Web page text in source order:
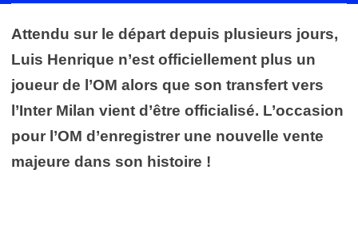
Attendu sur le départ depuis plusieurs jours,
Luis Henrique n’est officiellement plus un
joueur de l’OM alors que son transfert vers
l’Inter Milan vient d’être officialisé. L’occasion
pour l’OM d’enregistrer une nouvelle vente
majeure dans son histoire !